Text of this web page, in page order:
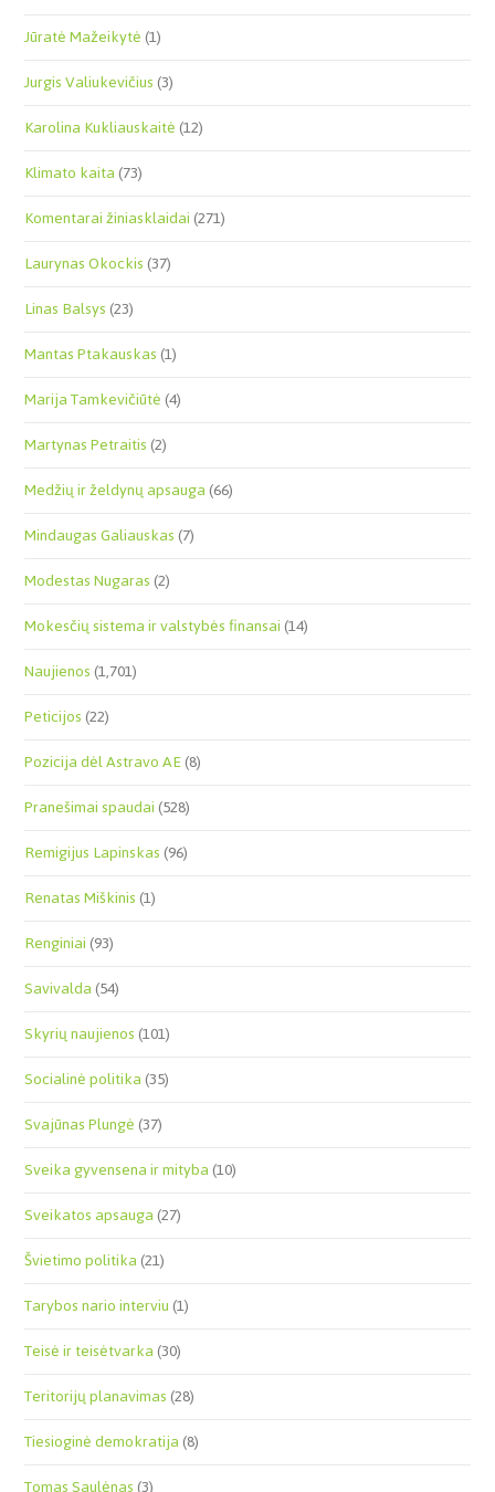
Jūratė Mažeikytė(1)
Jurgis Valiukevičius(3)
Karolina Kukliauskaitė(12)
Klimato kaita(73)
Komentarai žiniasklaidai(271)
Laurynas Okockis(37)
Linas Balsys(23)
Mantas Ptakauskas(1)
Marija Tamkevičiūtė(4)
Martynas Petraitis(2)
Medžių ir želdynų apsauga(66)
Mindaugas Galiauskas(7)
Modestas Nugaras(2)
Mokesčių sistema ir valstybės finansai(14)
Naujienos(1,701)
Peticijos(22)
Pozicija dėl Astravo AE(8)
Pranešimai spaudai(528)
Remigijus Lapinskas(96)
Renatas Miškinis(1)
Renginiai(93)
Savivalda(54)
Skyrių naujienos(101)
Socialinė politika(35)
Svajūnas Plungė(37)
Sveika gyvensena ir mityba(10)
Sveikatos apsauga(27)
Švietimo politika(21)
Tarybos nario interviu(1)
Teisė ir teisėtvarka(30)
Teritorijų planavimas(28)
Tiesioginė demokratija(8)